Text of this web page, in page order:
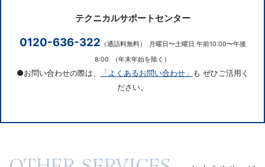
テクニカルサポートセンター
0120-636-322 （通話料無料）
月曜日〜土曜日 午前10:00〜午後
8:00
（年末年始を除く）
●お問い合わせの際は、 「よくあるお問い合わせ」 も ぜひご活用く
ださい。